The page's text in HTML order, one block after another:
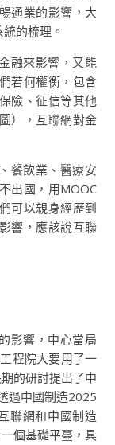
通業的影響，大
的梳理。
融來影響，又能
若何權衡，包含
險、征信等其他
），互聯網對金
餐飲業、醫療安
出國，用MOOC
可以親身經歷到
響，應該說互聯
影響，中心當局
程院大要用了一
的研討提出了中
過中國制造2025
聯網和中國制造
個基礎平臺，具